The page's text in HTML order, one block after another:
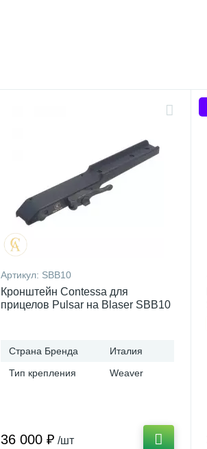
Артикул: SBB10
Кронштейн Contessa для
прицелов Pulsar на Blaser SBB10
Страна Бренда
Италия
Тип крепления
Weaver
36 000 ₽ /шт